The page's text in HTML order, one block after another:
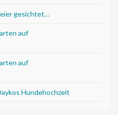
gesichtet…
auf
auf
Hundehochzeit